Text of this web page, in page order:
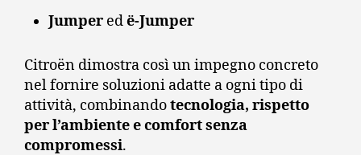
Jumper edë-Jumper
Citroën dimostra così un impegno concreto
nel fornire soluzioni adatte a ogni tipo di
attività, combinandotecnologia, rispetto
per l’ambiente e comfort senza
compromessi.